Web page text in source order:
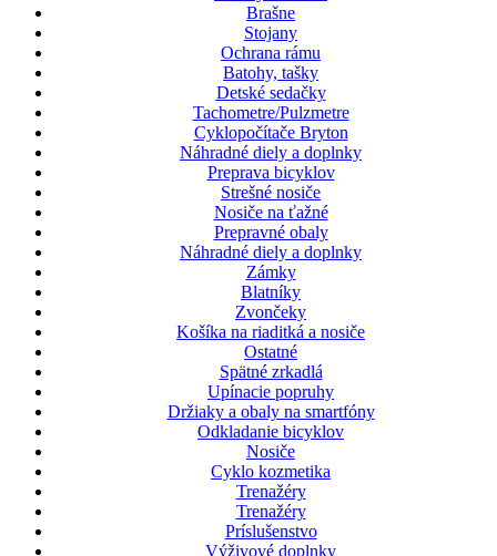
Brašne
Stojany
Ochrana rámu
Batohy, tašky
Detské sedačky
Tachometre/Pulzmetre
Cyklopočítače Bryton
Náhradné diely a doplnky
Preprava bicyklov
Strešné nosiče
Nosiče na ťažné
Prepravné obaly
Náhradné diely a doplnky
Zámky
Blatníky
Zvončeky
Košíka na riaditká a nosiče
Ostatné
Spätné zrkadlá
Upínacie popruhy
Držiaky a obaly na smartfóny
Odkladanie bicyklov
Nosiče
Cyklo kozmetika
Trenažéry
Trenažéry
Príslušenstvo
Výživové doplnky